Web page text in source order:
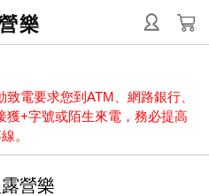
樂
致電要求您到ATM、網路銀行、
獲+字號或陌生來電，務必提高
。
營樂